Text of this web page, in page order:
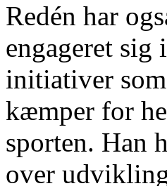
Redén har
engageret sig
initiativer
kæmper for
sporten. Han
over